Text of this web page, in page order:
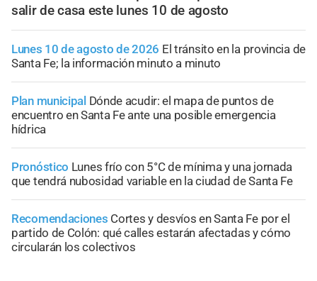
salir de casa este lunes 10 de agosto
Lunes 10 de agosto de 2026 El tránsito en la provincia de
Santa Fe; la información minuto a minuto
Plan municipal Dónde acudir: el mapa de puntos de
encuentro en Santa Fe ante una posible emergencia
hídrica
Pronóstico Lunes frío con 5°C de mínima y una jornada
que tendrá nubosidad variable en la ciudad de Santa Fe
Recomendaciones Cortes y desvíos en Santa Fe por el
partido de Colón: qué calles estarán afectadas y cómo
circularán los colectivos